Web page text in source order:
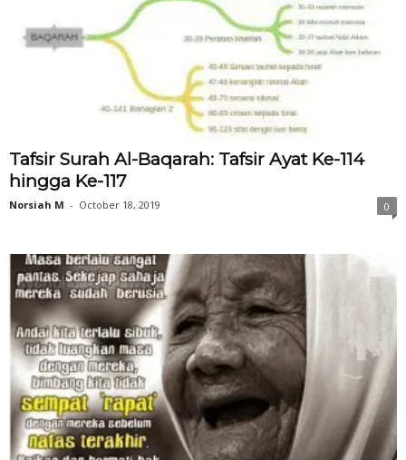
Tafsir Surah Al-Baqarah: Tafsir Ayat Ke-114
hingga Ke-117
Norsiah M - October 18, 2019 0